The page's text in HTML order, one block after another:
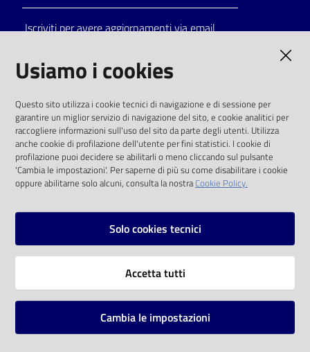
Catalogo
on line
Eventi
Chiedi al
bibliotecario
Iscriviti per avere aggiornamenti via email
solo alle condizioni previste dalla direttiva
comunitaria 2003/98/CE e dal d.lgs. 36/2006
SOCIAL
Instagram
Vai alla pagina
Mappa del sito
Usiamo i cookies
Questo sito utilizza i cookie tecnici di navigazione e di sessione per
garantire un miglior servizio di navigazione del sito, e cookie analitici per
raccogliere informazioni sull'uso del sito da parte degli utenti. Utilizza
anche cookie di profilazione dell'utente per fini statistici. I cookie di
profilazione puoi decidere se abilitarli o meno cliccando sul pulsante
'Cambia le impostazioni'. Per saperne di più su come disabilitare i cookie
oppure abilitarne solo alcuni, consulta la nostraCookie Policy.
Solo cookies tecnici
Accetta tutti
Cambia le impostazioni